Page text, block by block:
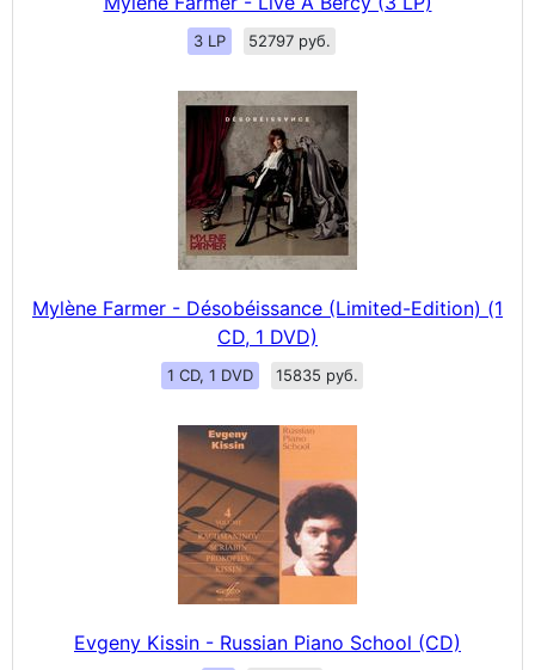
3 LP 52797 руб.
Mylène Farmer - Désobéissance (Limited-Edition) (1
CD, 1 DVD)
1 CD, 1 DVD 15835 руб.
Evgeny Kissin - Russian Piano School (CD)